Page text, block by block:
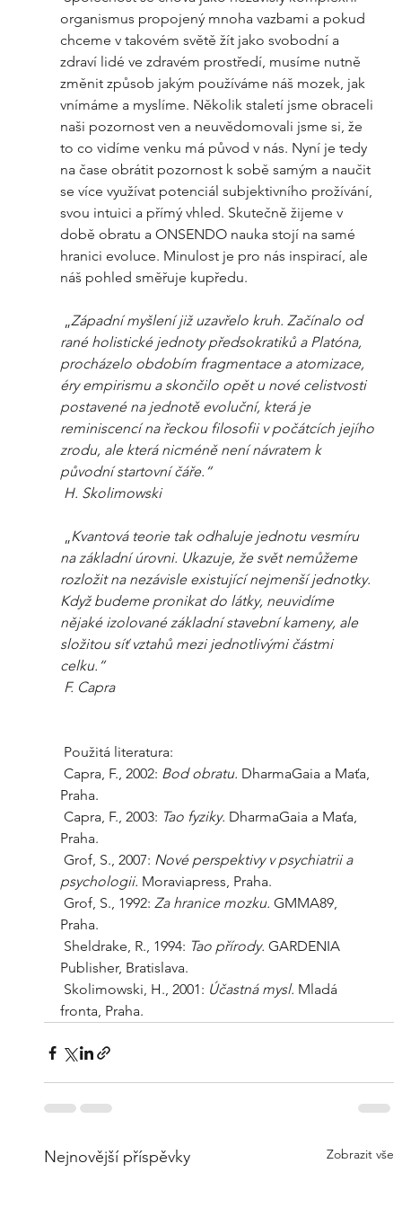
organismus propojený mnoha vazbami a pokud
chceme v takovém světě žít jako svobodní a
zdraví lidé ve zdravém prostředí, musíme nutně
změnit způsob jakým používáme náš mozek, jak
vnímáme a myslíme. Několik staletí jsme obraceli
naši pozornost ven a neuvědomovali jsme si, že
to co vidíme venku má původ v nás. Nyní je tedy
na čase obrátit pozornost k sobě samým a naučit
se více využívat potenciál subjektivního prožívání,
svou intuici a přímý vhled. Skutečně žijeme v
době obratu a ONSENDO nauka stojí na samé
hranici evoluce. Minulost je pro nás inspirací, ale
náš pohled směřuje kupředu.
„Západní myšlení již uzavřelo kruh. Začínalo od
rané holistické jednoty předsokratiků a Platóna,
procházelo obdobím fragmentace a atomizace,
éry empirismu a skončilo opět u nové celistvosti
postavené na jednotě evoluční, která je
reminiscencí na řeckou filosofii v počátcích jejího
zrodu, ale která nicméně není návratem k
původní startovní čáře.“
H. Skolimowski
„Kvantová teorie tak odhaluje jednotu vesmíru
na základní úrovni. Ukazuje, že svět nemůžeme
rozložit na nezávisle existující nejmenší jednotky.
Když budeme pronikat do látky, neuvidíme
nějaké izolované základní stavební kameny, ale
složitou síť vztahů mezi jednotlivými částmi
celku.“
F. Capra
Použitá literatura:
Capra, F., 2002: Bod obratu. DharmaGaia a Maťa,
Praha.
Capra, F., 2003: Tao fyziky. DharmaGaia a Maťa,
Praha.
Grof, S., 2007: Nové perspektivy v psychiatrii a
psychologii. Moraviapress, Praha.
Grof, S., 1992: Za hranice mozku. GMMA89,
Praha.
Sheldrake, R., 1994: Tao přírody. GARDENIA
Publisher, Bratislava.
Skolimowski, H., 2001: Účastná mysl. Mladá
fronta, Praha.
Nejnovější příspěvky Zobrazit vše